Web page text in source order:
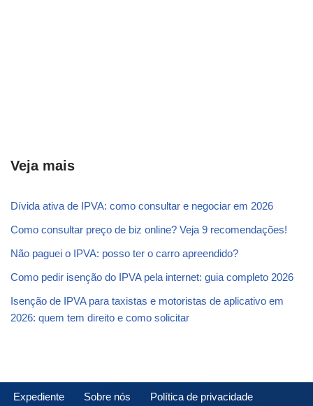
Veja mais
Dívida ativa de IPVA: como consultar e negociar em 2026
Como consultar preço de biz online? Veja 9 recomendações!
Não paguei o IPVA: posso ter o carro apreendido?
Como pedir isenção do IPVA pela internet: guia completo 2026
Isenção de IPVA para taxistas e motoristas de aplicativo em
2026: quem tem direito e como solicitar
Expediente Sobre nós Política de privacidade